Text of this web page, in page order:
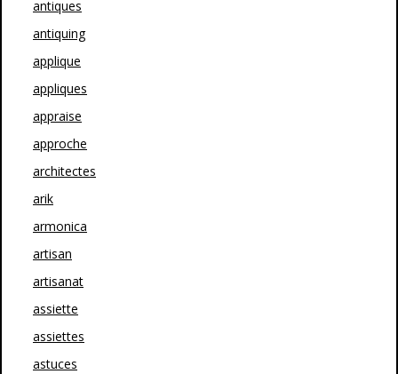
antiques
antiquing
applique
appliques
appraise
approche
architectes
arik
armonica
artisan
artisanat
assiette
assiettes
astuces